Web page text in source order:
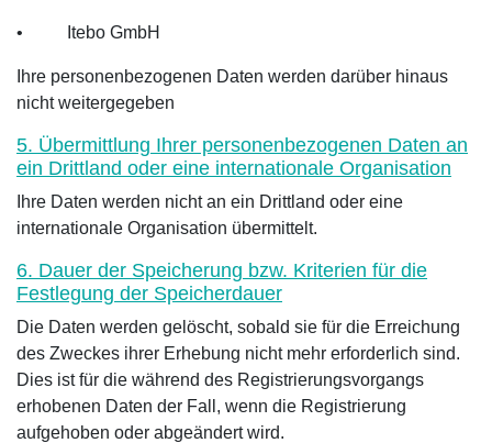
• Itebo GmbH
Ihre personenbezogenen Daten werden darüber hinaus
nicht weitergegeben
5. Übermittlung Ihrer personenbezogenen Daten an
ein Drittland oder eine internationale Organisation
Ihre Daten werden nicht an ein Drittland oder eine
internationale Organisation übermittelt.
6. Dauer der Speicherung bzw. Kriterien für die
Festlegung der Speicherdauer
Die Daten werden gelöscht, sobald sie für die Erreichung
des Zweckes ihrer Erhebung nicht mehr erforderlich sind.
Dies ist für die während des Registrierungsvorgangs
erhobenen Daten der Fall, wenn die Registrierung
aufgehoben oder abgeändert wird.